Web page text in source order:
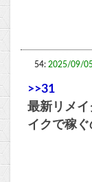
54: 2025/09/
>>31
最新リメ
イクで稼